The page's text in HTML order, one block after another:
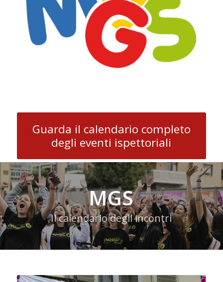
Guarda il calendario completo
degli eventi ispettoriali
MGS
Il calendario degli incontri